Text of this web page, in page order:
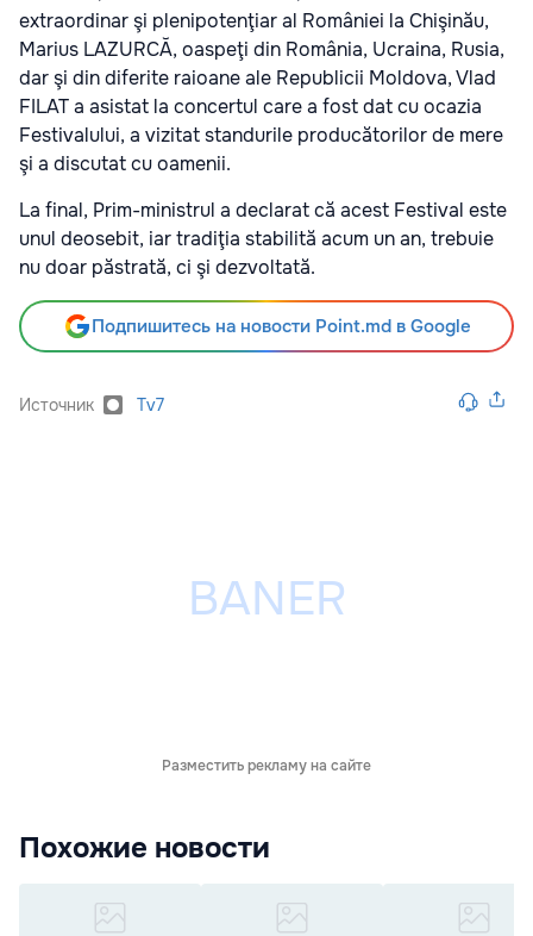
extraordinar şi plenipotenţiar al României la Chişinău,
Marius LAZURCĂ, oaspeţi din România, Ucraina, Rusia,
dar şi din diferite raioane ale Republicii Moldova, Vlad
FILAT a asistat la concertul care a fost dat cu ocazia
Festivalului, a vizitat standurile producătorilor de mere
şi a discutat cu oamenii.
La final, Prim-ministrul a declarat că acest Festival este
unul deosebit, iar tradiţia stabilită acum un an, trebuie
nu doar păstrată, ci şi dezvoltată.
Подпишитесь на новости Point.md в Google
Источник Tv7
Разместить рекламу на сайте
Похожие новости